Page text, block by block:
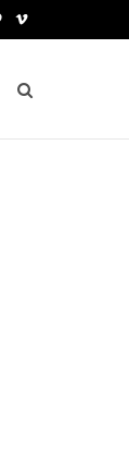
P
t
V
m
e